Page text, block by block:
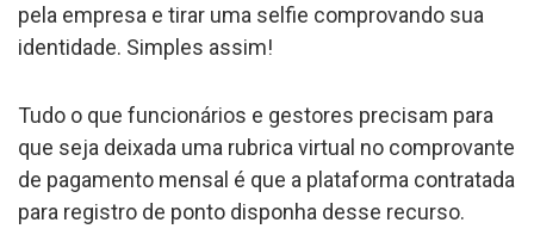
pela empresa e tirar uma selfie comprovando sua
identidade. Simples assim!
Tudo o que funcionários e gestores precisam para
que seja deixada uma rubrica virtual no comprovante
de pagamento mensal é que a plataforma contratada
para registro de ponto disponha desse recurso.